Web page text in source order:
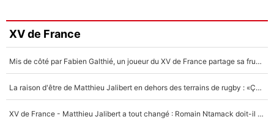
XV de France
Mis de côté par Fabien Galthié, un joueur du XV de France partage sa frustration : «ils ne me l’ont pas dit tout de suite»
La raison d'être de Matthieu Jalibert en dehors des terrains de rugby : «Ça m'atteint autant que si tu touches à un membre de ma famille»
XV de France - Matthieu Jalibert a tout changé : Romain Ntamack doit-il s’inquiéter pour sa place à un an de la Coupe du monde ?